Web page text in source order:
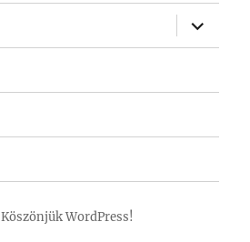
almenü
Köszönjük WordPress!